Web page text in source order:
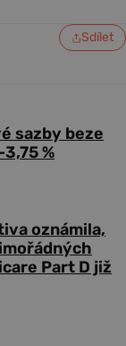
Sdílet
sazby beze
%
oznámila,
Part D již